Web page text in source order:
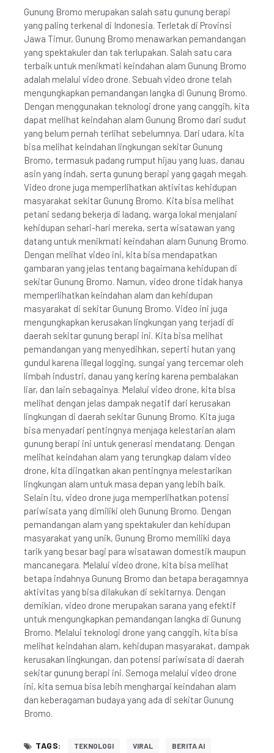
Gunung Bromo merupakan salah satu gunung berapi
yang paling terkenal di Indonesia. Terletak di Provinsi
Jawa Timur, Gunung Bromo menawarkan pemandangan
yang spektakuler dan tak terlupakan. Salah satu cara
terbaik untuk menikmati keindahan alam Gunung Bromo
adalah melalui video drone. Sebuah video drone telah
mengungkapkan pemandangan langka di Gunung Bromo.
Dengan menggunakan teknologi drone yang canggih, kita
dapat melihat keindahan alam Gunung Bromo dari sudut
yang belum pernah terlihat sebelumnya. Dari udara, kita
bisa melihat keindahan lingkungan sekitar Gunung
Bromo, termasuk padang rumput hijau yang luas, danau
asin yang indah, serta gunung berapi yang gagah megah.
Video drone juga memperlihatkan aktivitas kehidupan
masyarakat sekitar Gunung Bromo. Kita bisa melihat
petani sedang bekerja di ladang, warga lokal menjalani
kehidupan sehari-hari mereka, serta wisatawan yang
datang untuk menikmati keindahan alam Gunung Bromo.
Dengan melihat video ini, kita bisa mendapatkan
gambaran yang jelas tentang bagaimana kehidupan di
sekitar Gunung Bromo. Namun, video drone tidak hanya
memperlihatkan keindahan alam dan kehidupan
masyarakat di sekitar Gunung Bromo. Video ini juga
mengungkapkan kerusakan lingkungan yang terjadi di
daerah sekitar gunung berapi ini. Kita bisa melihat
pemandangan yang menyedihkan, seperti hutan yang
gundul karena illegal logging, sungai yang tercemar oleh
limbah industri, danau yang kering karena pembalakan
liar, dan lain sebagainya. Melalui video drone, kita bisa
melihat dengan jelas dampak negatif dari kerusakan
lingkungan di daerah sekitar Gunung Bromo. Kita juga
bisa menyadari pentingnya menjaga kelestarian alam
gunung berapi ini untuk generasi mendatang. Dengan
melihat keindahan alam yang terungkap dalam video
drone, kita diingatkan akan pentingnya melestarikan
lingkungan alam untuk masa depan yang lebih baik.
Selain itu, video drone juga memperlihatkan potensi
pariwisata yang dimiliki oleh Gunung Bromo. Dengan
pemandangan alam yang spektakuler dan kehidupan
masyarakat yang unik, Gunung Bromo memiliki daya
tarik yang besar bagi para wisatawan domestik maupun
mancanegara. Melalui video drone, kita bisa melihat
betapa indahnya Gunung Bromo dan betapa beragamnya
aktivitas yang bisa dilakukan di sekitarnya. Dengan
demikian, video drone merupakan sarana yang efektif
untuk mengungkapkan pemandangan langka di Gunung
Bromo. Melalui teknologi drone yang canggih, kita bisa
melihat keindahan alam, kehidupan masyarakat, dampak
kerusakan lingkungan, dan potensi pariwisata di daerah
sekitar gunung berapi ini. Semoga melalui video drone
ini, kita semua bisa lebih menghargai keindahan alam
dan keberagaman budaya yang ada di sekitar Gunung
Bromo.
TAGS: TEKNOLOGI VIRAL BERITA AI